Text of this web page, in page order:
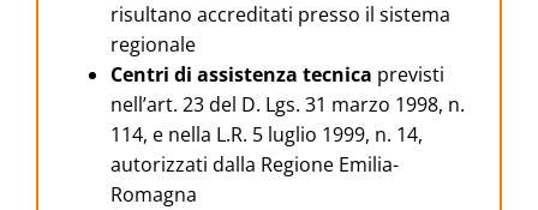
risultano accreditati presso il sistema
regionale
Centri di assistenza tecnica previsti
nell’art. 23 del D. Lgs. 31 marzo 1998, n.
114, e nella L.R. 5 luglio 1999, n. 14,
autorizzati dalla Regione Emilia-
Romagna